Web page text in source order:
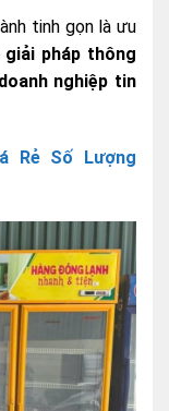
tinh gọn là ưu
pháp thông
nghiệp tin
Rẻ Số Lượng